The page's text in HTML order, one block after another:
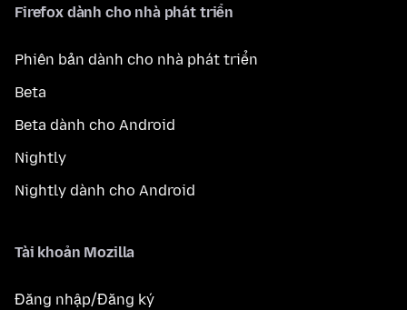
Firefox dành cho nhà phát triển
Phiên bản dành cho nhà phát triển
Beta
Beta dành cho Android
Nightly
Nightly dành cho Android
Tài khoản Mozilla
Đăng nhập/Đăng ký